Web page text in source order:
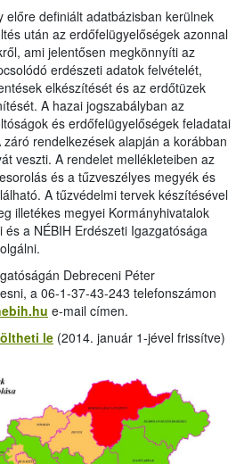
előre definiált adatbázisban kerülnek
után az erdőfelügyelőségek azonnal
ami jelentősen megkönnyíti az
erdészeti adatok felvételét,
elkészítését és az erdőtüzek
A hazai jogszabályban az
és erdőfelügyelőségek feladatai
rendelkezések alapján a korábban
veszti. A rendelet mellékleteiben az
és a tűzveszélyes megyék és
A tűzvédelmi tervek készítésével
illetékes megyei Kormányhivatalok
és a NÉBIH Erdészeti Igazgatósága
Debreceni Péter
a 06-1-37-43-243 telefonszámon
e-mail címen.
le (2014. január 1-jével frissítve)